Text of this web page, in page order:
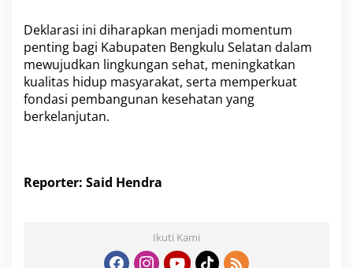
Deklarasi ini diharapkan menjadi momentum
penting bagi Kabupaten Bengkulu Selatan dalam
mewujudkan lingkungan sehat, meningkatkan
kualitas hidup masyarakat, serta memperkuat
fondasi pembangunan kesehatan yang
berkelanjutan.
Reporter: Said Hendra
Ikuti Kami